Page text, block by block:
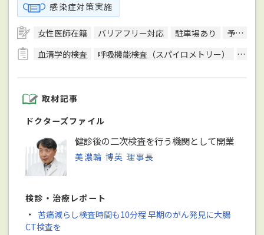
感染症対策実施
女性医師在籍 バリアフリー対応 駐車場あり 予約可
血清学的検査
呼吸機能検査（スパイロメトリー） 骨密
取材記事
ドクターズファイル
健診後の二次検査を行う機関として開業
美濃輪 博英 理事長
検診・治療レポート
・ 苦痛減らし検査時間も10分程 早期のがん発見に大腸
CT検査を